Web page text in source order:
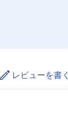
レビューを書く